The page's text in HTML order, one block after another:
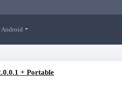
+ Portable